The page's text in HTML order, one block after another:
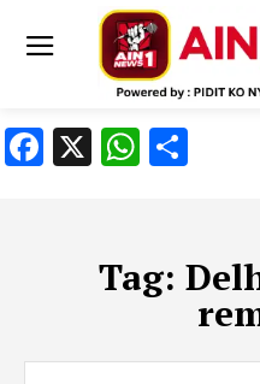
Facebook
X
Tag: